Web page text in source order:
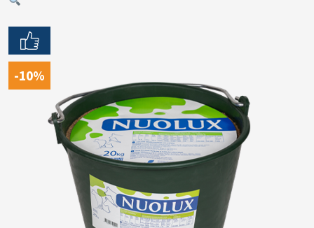
-10%